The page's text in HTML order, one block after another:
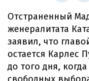
Отстраненный
женералитата
заявил, что
остается Карлес
до того дня,